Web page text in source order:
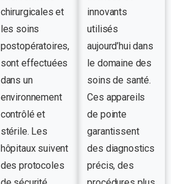
chirurgicales et
les soins
postopératoires,
sont effectuées
dans un
environnement
contrôlé et
stérile. Les
hôpitaux suivent
des protocoles
innovants
utilisés
aujourd’hui dans
le domaine des
soins de santé.
Ces appareils
de pointe
garantissent
des diagnostics
précis, des